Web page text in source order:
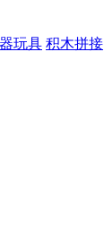
玩具 积木拼接